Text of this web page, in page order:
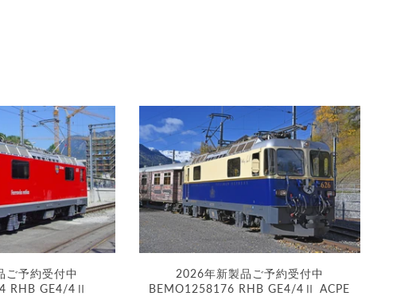
ご予約受付中
RHB GE4/4Ⅱ
2026年新製品ご予約受付中
BEMO1258176 RHB GE4/4Ⅱ ACPE